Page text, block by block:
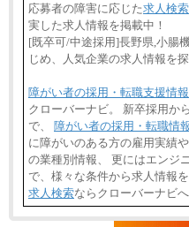
応募者の障害に応じた求人検索
実した求人情報を掲載中！
[既卒可/中途採用]長野県,小腸
じめ、人気企業の求人情報を
障がい者の採用・転職支援情報
クローバーナビ。 新卒採用か
で、 障がい者の採用・転職情
に障がいのある方の雇用実績
の業種別情報、 更にはエンジ
で、様々な条件から求人情報
求人検索ならクローバーナビへ